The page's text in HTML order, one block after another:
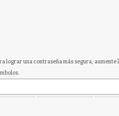
lograr una contraseña más segura, aumente